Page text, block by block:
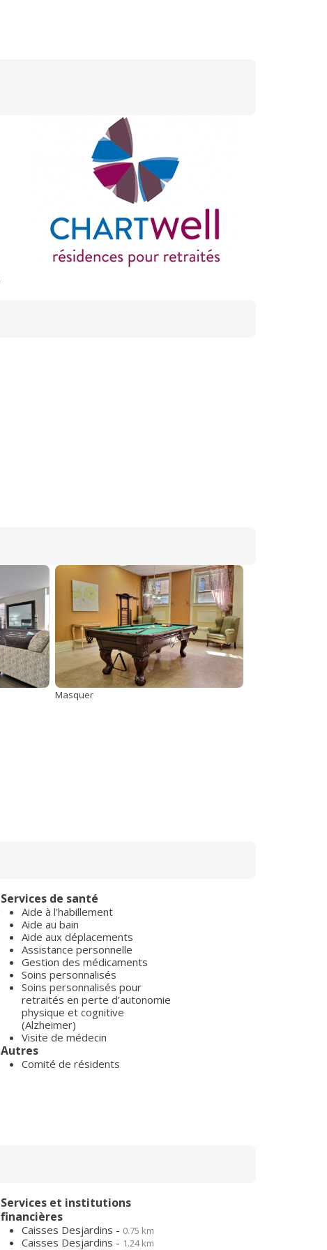
Masquer
Services de santé
Aide à l'habillement
Aide au bain
Aide aux déplacements
Assistance personnelle
Gestion des médicaments
Soins personnalisés
Soins personnalisés pour
retraités en perte d’autonomie
physique et cognitive
(Alzheimer)
Visite de médecin
Autres
Comité de résidents
Services et institutions
financières
Caisses Desjardins - 0.75 km
Caisses Desjardins - 1.24 km